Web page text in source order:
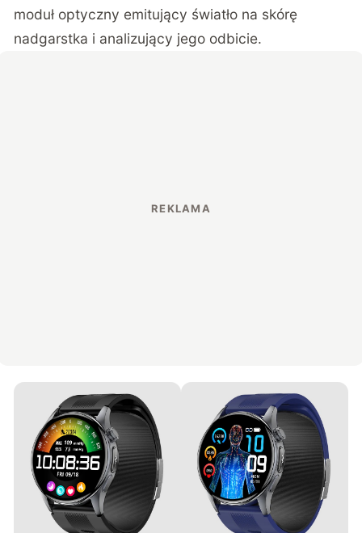
moduł optyczny emitujący światło na skórę
nadgarstka i analizujący jego odbicie.